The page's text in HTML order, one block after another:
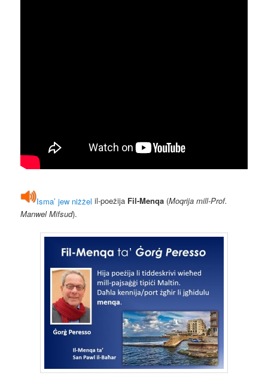
Isma’ jew niżżel il-poeżija Fil-Menqa (Moqrija mill-Prof.
Manwel Mifsud).